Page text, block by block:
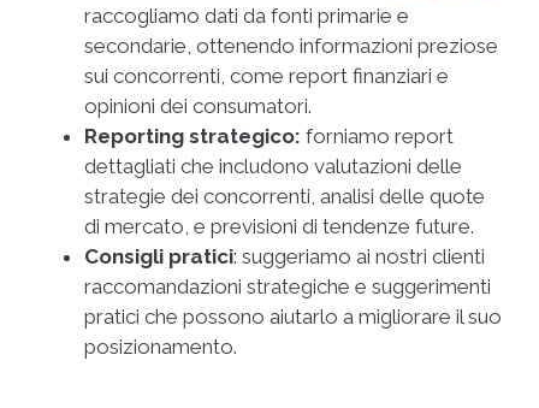
raccogliamo dati da fonti primarie e
secondarie, ottenendo informazioni preziose
sui concorrenti, come report finanziari e
opinioni dei consumatori.
Reporting strategico: forniamo report
dettagliati che includono valutazioni delle
strategie dei concorrenti, analisi delle quote
di mercato, e previsioni di tendenze future.
Consigli pratici: suggeriamo ai nostri clienti
raccomandazioni strategiche e suggerimenti
pratici che possono aiutarlo a migliorare il suo
posizionamento.